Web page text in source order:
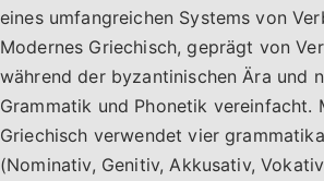
eines umfangreichen Systems von
Modernes Griechisch, geprägt von
während der byzantinischen Ära und
Grammatik und Phonetik vereinfacht.
Griechisch verwendet vier
(Nominativ, Genitiv, Akkusativ,